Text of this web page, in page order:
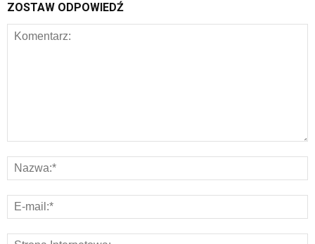
ZOSTAW ODPOWIEDŹ